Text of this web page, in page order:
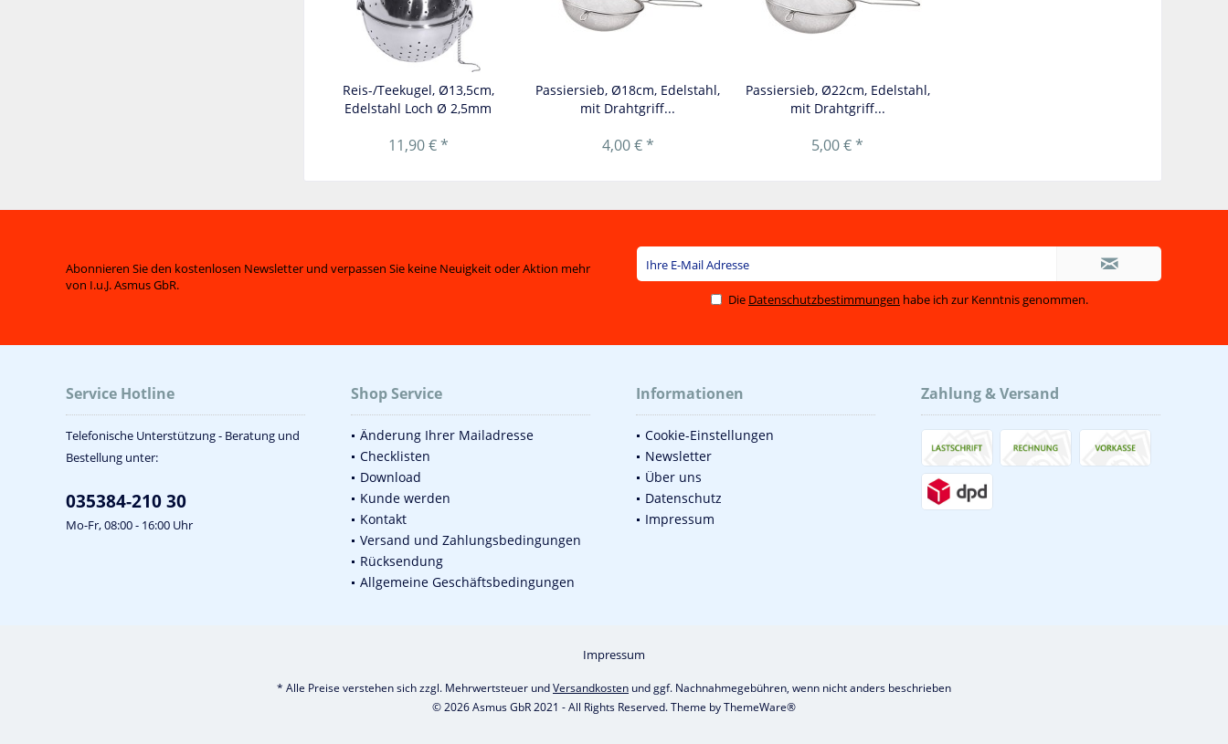
Reis-/Teekugel, Ø13,5cm,
Edelstahl Loch Ø 2,5mm
11,90 € *
Passiersieb, Ø18cm, Edelstahl,
mit Drahtgriff...
4,00 € *
Passiersieb, Ø22cm, Edelstahl,
mit Drahtgriff...
5,00 € *
Abonnieren Sie den kostenlosen Newsletter und verpassen Sie keine Neuigkeit oder Aktion mehr
von I.u.J. Asmus GbR.
Die Datenschutzbestimmungen habe ich zur Kenntnis genommen.
Service Hotline
Telefonische Unterstützung - Beratung und
Bestellung unter:
035384-210 30
Mo-Fr, 08:00 - 16:00 Uhr
Shop Service
Änderung Ihrer Mailadresse
Checklisten
Download
Kunde werden
Kontakt
Versand und Zahlungsbedingungen
Rücksendung
Allgemeine Geschäftsbedingungen
Informationen
Cookie-Einstellungen
Newsletter
Über uns
Datenschutz
Impressum
Zahlung & Versand
Impressum
* Alle Preise verstehen sich zzgl. Mehrwertsteuer undVersandkosten und ggf. Nachnahmegebühren, wenn nicht anders beschrieben
© 2026 Asmus GbR 2021 - All Rights Reserved. Theme byThemeWare®